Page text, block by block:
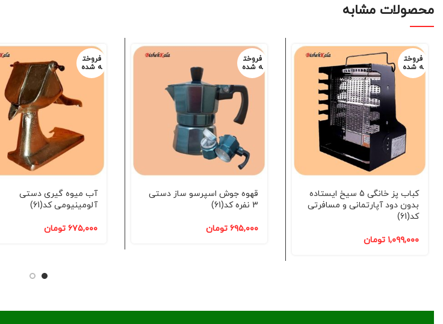
محصولات مشابه
فروخت
ه شده
کباب پز خانگی 5 سیخ ایستاده
بدون دود آپارتمانی و مسافرتی
کد(61)
۱,۰۹۹,۰۰۰ تومان
فروخت
ه شده
قهوه جوش اسپرسو ساز دستی
3 نفره کد(61)
۶۹۵,۰۰۰ تومان
فروخت
ه شده
آب میوه گیری دستی
آلومینیومی کد(61)
۶۷۵,۰۰۰ تومان